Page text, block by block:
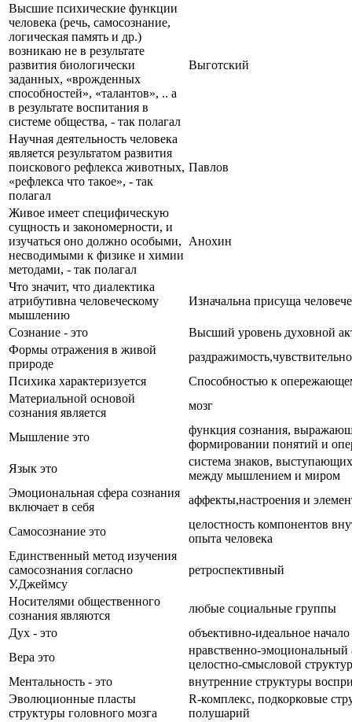
Высшие психические функции
человека (речь, самосознание,
логическая память и др.)
возникаю не в результате
развития биологически
заданных, «врожденных
способностей», «талантов», .. а
в результате воспитания в
системе общества, - так полагал
Выготский
Научная деятельность человека
является результатом развития
поискового рефлекса животных,
«рефлекса что такое», - так
полагал
Павлов
Живое имеет специфическую
сущность и закономерности, и
изучаться оно должно особыми,
несводимыми к физике и химии
методами, - так полагал
Анохин
Что значит, что диалектика
атрибутивна человеческому
мышлению
Изначальна присуща
Сознание - это
Высший уровень духовной
Формы отражения в живой
природе
Психика характеризуется
Способностью к
Материальной основой
сознания является
мозг
Мышление это
функция сознания,
формировании понятий и
Язык это
система знаков,
между мышлением и миром
Эмоциональная сфера сознания
включает в себя
аффекты,настроения и
Самосознание это
целостность компонентов
опыта человека
Единственный метод изучения
самосознания согласно
У.Джеймсу
ретроспективный
Носителями общественного
сознания являются
любые социальные группы
Дух - это
объективно-идеальное начало
Вера это
нравственно-эмоциональный
целостно-смысловой
Ментальность - это
внутренние структуры
Эволюционные пласты
структуры головного мозга
R-комплекс, подкорковые
полушарий